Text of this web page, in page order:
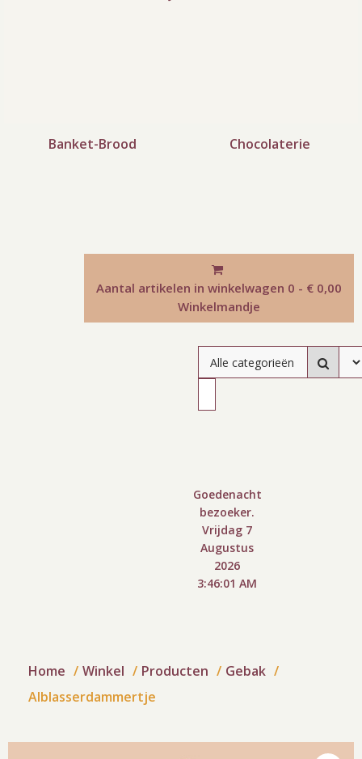
Banket-Brood Chocolaterie
Aantal artikelen in winkelwagen 0 - € 0,00
Winkelmandje
Goedenacht
bezoeker.
Vrijdag 7
Augustus
2026
3:46:01 AM
Home Winkel Producten
Gebak
Alblasserdammertje